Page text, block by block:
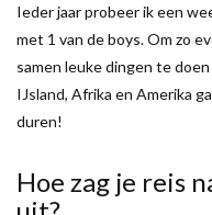
Ieder jaar probeer ik een
met 1 van de boys. Om zo
samen leuke dingen te
IJsland, Afrika en Amerika
duren!
Hoe zag je reis